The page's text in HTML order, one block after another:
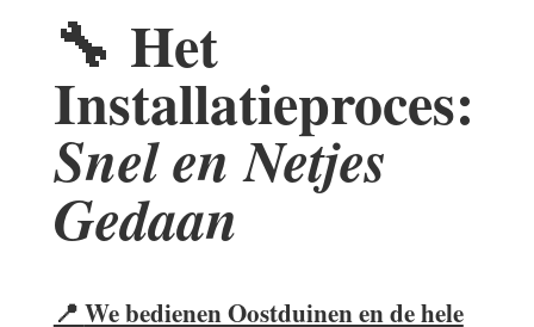
🔧 Het
Installatieproces:
Snel en Netjes
Gedaan
📍 We bedienen Oostduinen en de hele